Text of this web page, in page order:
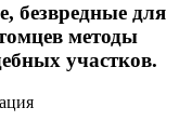
безвредные для
методы
участков.